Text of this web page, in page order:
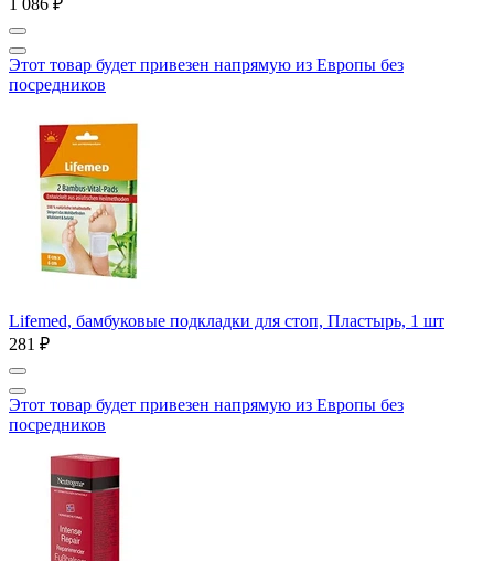
Этот товар будет привезен напрямую из Европы без
посредников
Lifemed, бамбуковые подкладки для стоп, Пластырь, 1 шт
281 ₽
Этот товар будет привезен напрямую из Европы без
посредников